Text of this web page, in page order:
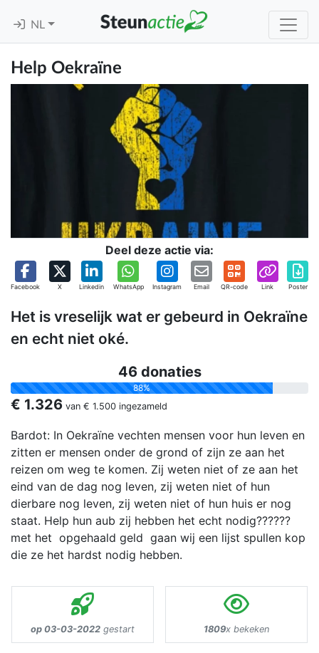
NL
Help Oekraïne
Deel deze actie via:
Facebook X Linkedin WhatsApp Instagram Email QR-code Link Poster
Het is vreselijk wat er gebeurd in Oekraïne
en echt niet oké.
46 donaties
88%
€ 1.326 van € 1.500 ingezameld
Bardot: In Oekraïne vechten mensen voor hun leven en
zitten er mensen onder de grond of zijn ze aan het
reizen om weg te komen. Zij weten niet of ze aan het
eind van de dag nog leven, zij weten niet of hun
dierbare nog leven, zij weten niet of hun huis er nog
staat. Help hun aub zij hebben het echt nodig??????
met het opgehaald geld gaan wij een lijst spullen kop
die ze het hardst nodig hebben.
op 03-03-2022 gestart 1809x bekeken